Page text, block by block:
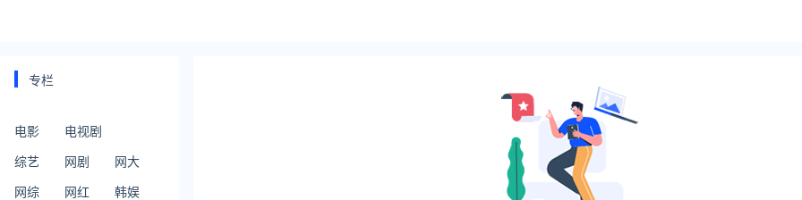
专栏
电影
电视剧
综艺
网剧
网大
网综
网红 韩娱